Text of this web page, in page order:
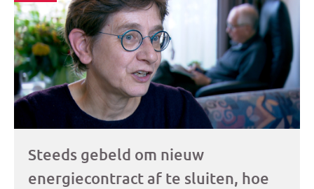
Steeds gebeld om nieuw
energiecontract af te sluiten, hoe